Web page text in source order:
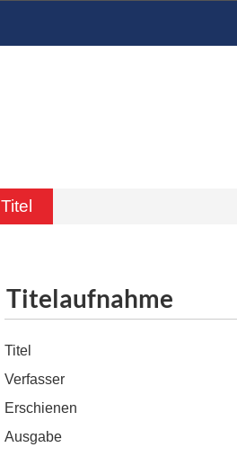
Titel
Titelaufnahme
Titel
Verfasser
Erschienen
Ausgabe